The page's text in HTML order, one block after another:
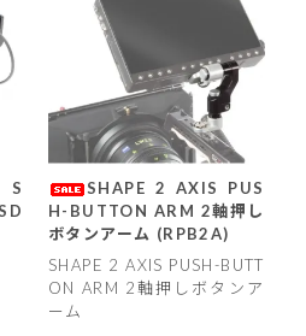
S
SHAPE 2 AXIS PUS
H-BUTTON ARM 2軸押し
ボタンアーム (RPB2A)
SHAPE 2 AXIS PUSH-BUTT
ON ARM 2軸押しボタンア
ーム